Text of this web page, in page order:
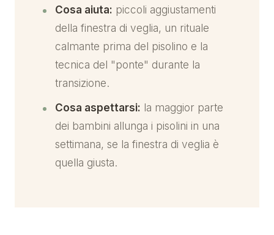
Cosa aiuta: piccoli aggiustamenti
della finestra di veglia, un rituale
calmante prima del pisolino e la
tecnica del "ponte" durante la
transizione.
Cosa aspettarsi: la maggior parte
dei bambini allunga i pisolini in una
settimana, se la finestra di veglia è
quella giusta.